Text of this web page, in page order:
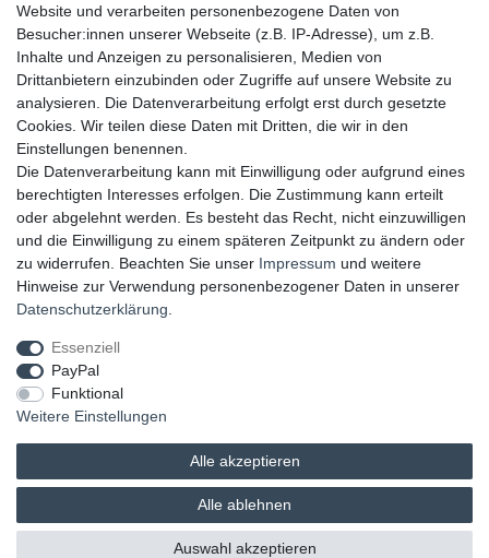
▸ Zahlungsarten
▸ Versandbedingungen
▸ Gutschein
UNSERE ZAHLUNGSMÖGLICKEITEN
UNSERE LIEFERMÖGLICHKEITEN
GEPRÜFTE UND AUSGEZEICHNETE LEISTUNG
Website und verarbeiten personenbezogene Daten von
Besucher:innen unserer Webseite (z.B. IP-Adresse), um z.B.
Inhalte und Anzeigen zu personalisieren, Medien von
Drittanbietern einzubinden oder Zugriffe auf unsere Website zu
analysieren. Die Datenverarbeitung erfolgt erst durch gesetzte
Cookies. Wir teilen diese Daten mit Dritten, die wir in den
Einstellungen benennen.
Die Datenverarbeitung kann mit Einwilligung oder aufgrund eines
berechtigten Interesses erfolgen. Die Zustimmung kann erteilt
oder abgelehnt werden. Es besteht das Recht, nicht einzuwilligen
und die Einwilligung zu einem späteren Zeitpunkt zu ändern oder
zu widerrufen. Beachten Sie unser Impressum und weitere
Hinweise zur Verwendung personenbezogener Daten in unserer
Daten­schutz­erklärung
Essenziell
PayPal
Funktional
Weitere Einstellungen
Alle akzeptieren
Alle ablehnen
Auswahl akzeptieren